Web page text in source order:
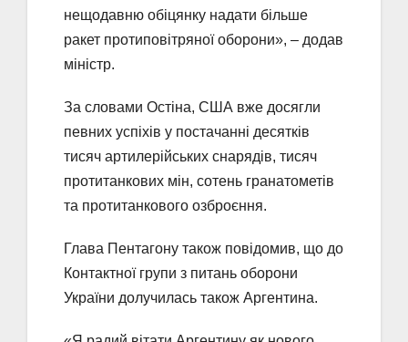
нещодавню обіцянку надати більше
ракет протиповітряної оборони», – додав
міністр.
За словами Остіна, США вже досягли
певних успіхів у постачанні десятків
тисяч артилерійських снарядів, тисяч
протитанкових мін, сотень гранатометів
та протитанкового озброєння.
Глава Пентагону також повідомив, що до
Контактної групи з питань оборони
України долучилась також Аргентина.